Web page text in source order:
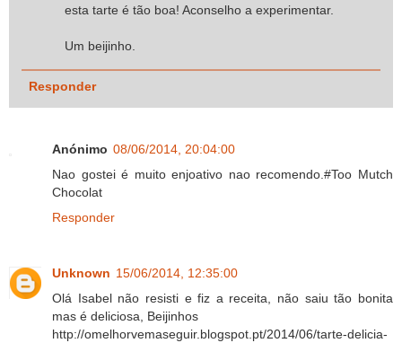
esta tarte é tão boa! Aconselho a experimentar.
Um beijinho.
Responder
Anónimo 08/06/2014, 20:04:00
Nao gostei é muito enjoativo nao recomendo.#Too Mutch
Chocolat
Responder
Unknown 15/06/2014, 12:35:00
Olá Isabel não resisti e fiz a receita, não saiu tão bonita
mas é deliciosa, Beijinhos
http://omelhorvemaseguir.blogspot.pt/2014/06/tarte-delicia-